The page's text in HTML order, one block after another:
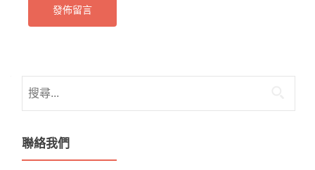
尋
鍵
字:
聯絡我們